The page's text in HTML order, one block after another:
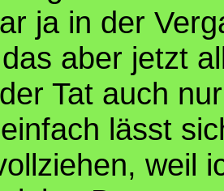
ja in der
aber jetzt
Tat auch
lässt
weil